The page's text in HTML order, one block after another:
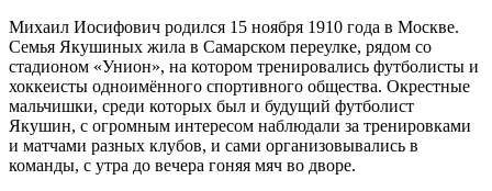
Михаил Иосифович родился 15 ноября 1910 года в Москве.
Семья Якушиных жила в Самарском переулке, рядом со
стадионом «Унион», на котором тренировались футболисты и
хоккеисты одноимённого спортивного общества. Окрестные
мальчишки, среди которых был и будущий футболист
Якушин, с огромным интересом наблюдали за тренировками
и матчами разных клубов, и сами организовывались в
команды, с утра до вечера гоняя мяч во дворе.